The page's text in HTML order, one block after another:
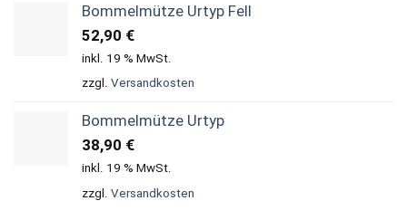
Bommelmütze Urtyp Fell
52,90 €
inkl. 19 % MwSt.
zzgl. Versandkosten
Bommelmütze Urtyp
38,90 €
inkl. 19 % MwSt.
zzgl. Versandkosten